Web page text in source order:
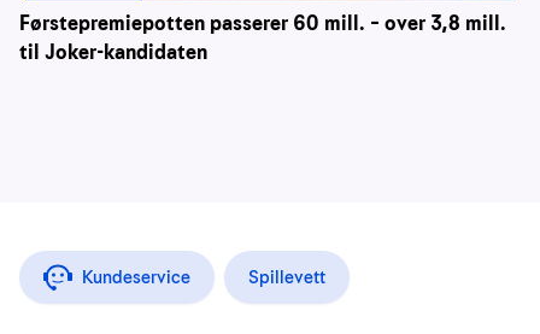
Førstepremiepotten passerer 60 mill. – over 3,8 mill.
til Joker-kandidaten
Kundeservice Spillevett